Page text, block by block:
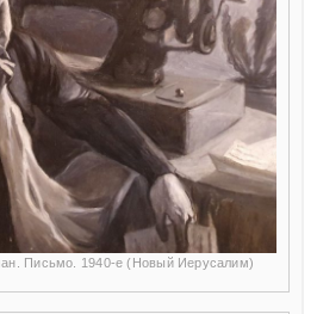
Письмо. 1940-е (Новый Иерусалим)